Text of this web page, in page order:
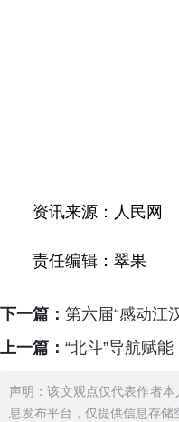
资讯来源：人民网
责任编辑：翠果
下一篇： 第六届“感动江
上一篇： “北斗”导航赋
声明：该文观点仅代表作者
息发布平台，仅提供信息存